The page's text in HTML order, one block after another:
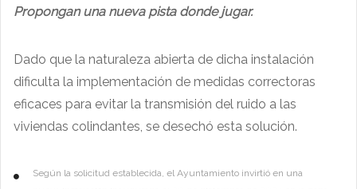
Propongan una nueva pista donde jugar.
Dado que la naturaleza abierta de dicha instalación
dificulta la implementación de medidas correctoras
eficaces para evitar la transmisión del ruido a las
viviendas colindantes, se desechó esta solución.
Según la solicitud establecida, el Ayuntamiento invirtió en una